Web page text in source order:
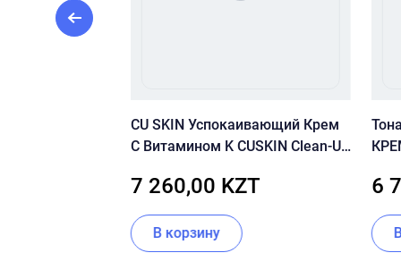
CU SKIN Успокаивающий Крем
С Витамином K CUSKIN Clean-Up
7 260,00 KZT
В корзину
6